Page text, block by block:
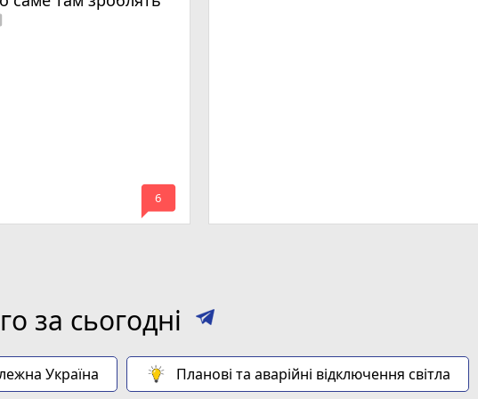
mode_comment
6
за сьогодні
Україна Планові та аварійні відключення світла